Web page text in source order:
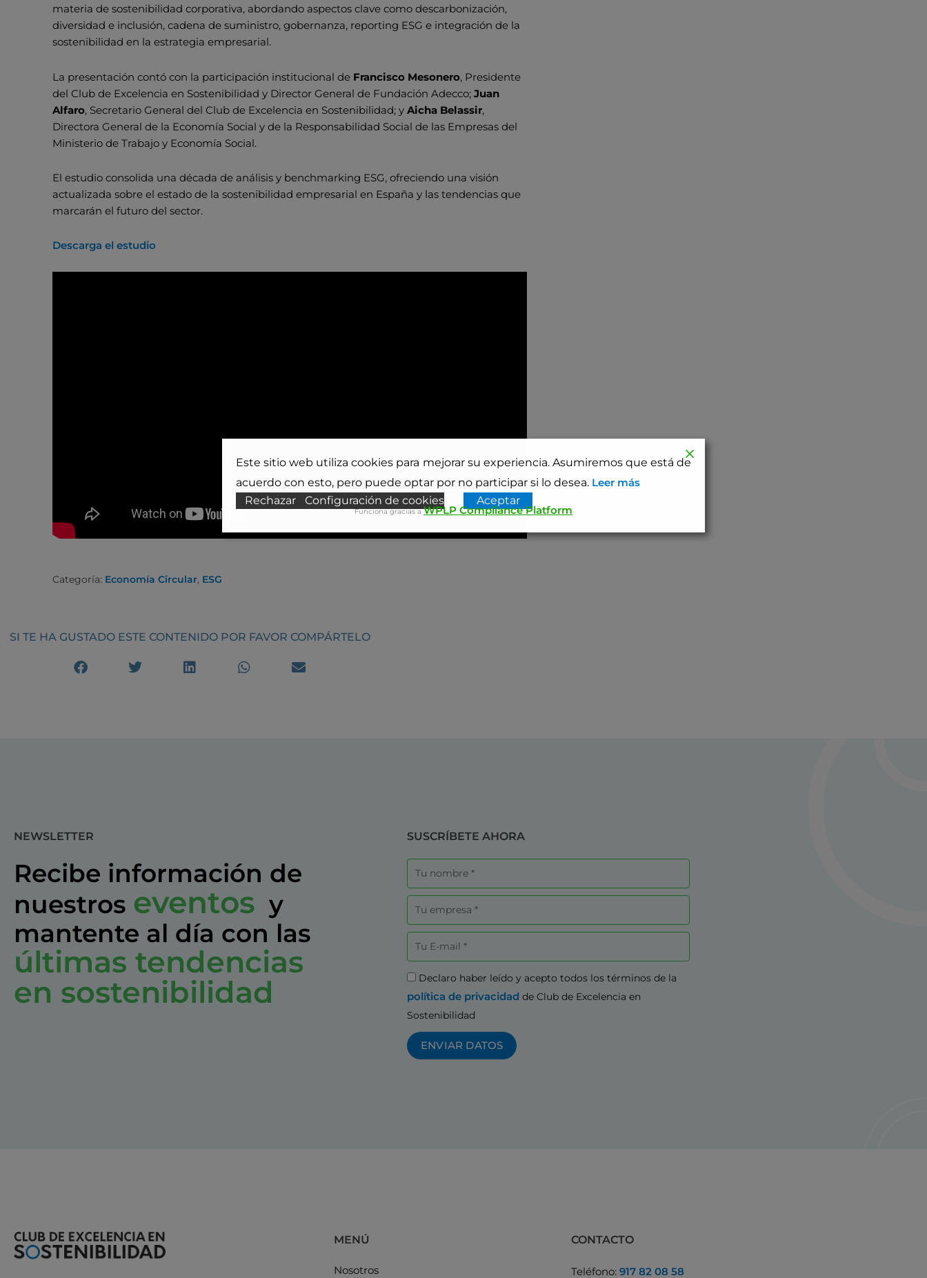
materia de sostenibilidad corporativa, abordando aspectos clave como descarbonización,
diversidad e inclusión, cadena de suministro, gobernanza, reporting ESG e integración de la
sostenibilidad en la estrategia empresarial.
La presentación contó con la participación institucional de Francisco Mesonero, Presidente
del Club de Excelencia en Sostenibilidad y Director General de Fundación Adecco; Juan
Alfaro, Secretario General del Club de Excelencia en Sostenibilidad; y Aicha Belassir,
Directora General de la Economía Social y de la Responsabilidad Social de las Empresas del
Ministerio de Trabajo y Economía Social.
El estudio consolida una década de análisis y benchmarking ESG, ofreciendo una visión
actualizada sobre el estado de la sostenibilidad empresarial en España y las tendencias que
marcarán el futuro del sector.
Descarga el estudio
Categoría: Economía Circular, ESG
SI TE HA GUSTADO ESTE CONTENIDO POR FAVOR COMPÁRTELO
NEWSLETTER
Recibe información de
nuestros eventos y
mantente al día con las
últimas tendencias
en sostenibilidad
SUSCRÍBETE AHORA
Nombre
Empresa
Correo
electrónico
Aceptación
Declaro haber leído y acepto todos los términos de la
política de privacidad de Club de Excelencia en
Sostenibilidad
ENVIAR DATOS
MENÚ
Nosotros
CONTACTO
Teléfono:917 82 08 58
Este sitio web utiliza cookies para mejorar su experiencia. Asumiremos que está de
acuerdo con esto, pero puede optar por no participar si lo desea. Leer más
Rechazar
Configuración de cookies Aceptar
Funciona gracias aWPLP Compliance Platform